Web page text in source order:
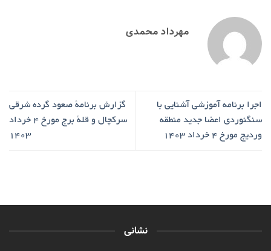
مهرداد محمدی
اجرا برنامه آموزشی آشنایی با
سنگنوردی اعضا جدید منطقه
وردیج مورخ ۴ خرداد ۱۴۰۳
گزارش برنامۀ صعود گرده شرقی
سرکچال و قلۀ برج مورخ ۴ خرداد
۱۴۰۳
نشانی